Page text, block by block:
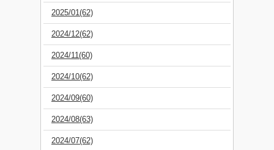
2025/01(62)
2024/12(62)
2024/11(60)
2024/10(62)
2024/09(60)
2024/08(63)
2024/07(62)